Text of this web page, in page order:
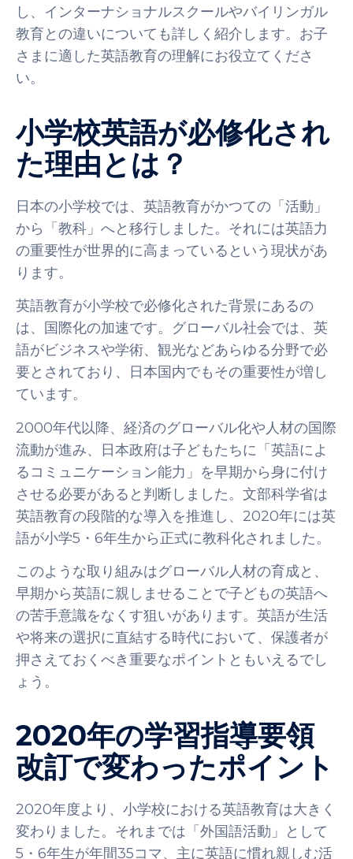
し、インターナショナルスクールやバイリンガル
教育との違いについても詳しく紹介します。お子
さまに適した英語教育の理解にお役立てくださ
い。
小学校英語が必修化され
た理由とは？
日本の小学校では、英語教育がかつての「活動」
から「教科」へと移行しました。それには英語力
の重要性が世界的に高まっているという現状があ
ります。
英語教育が小学校で必修化された背景にあるの
は、国際化の加速です。グローバル社会では、英
語がビジネスや学術、観光などあらゆる分野で必
要とされており、日本国内でもその重要性が増し
ています。
2000年代以降、経済のグローバル化や人材の国際
流動が進み、日本政府は子どもたちに「英語によ
るコミュニケーション能力」を早期から身に付け
させる必要があると判断しました。文部科学省は
英語教育の段階的な導入を推進し、2020年には英
語が小学5・6年生から正式に教科化されました。
このような取り組みはグローバル人材の育成と、
早期から英語に親しませることで子どもの英語へ
の苦手意識をなくす狙いがあります。英語が生活
や将来の選択に直結する時代において、保護者が
押さえておくべき重要なポイントともいえるでし
ょう。
2020年の学習指導要領
改訂で変わったポイント
2020年度より、小学校における英語教育は大きく
変わりました。それまでは「外国語活動」として
5・6年生が年間35コマ、主に英語に慣れ親しむ活